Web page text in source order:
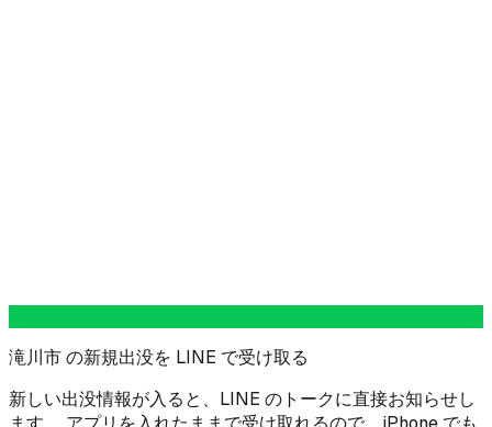
滝川市 の新規出没を LINE で受け取る
新しい出没情報が入ると、LINE のトークに直接お知らせし